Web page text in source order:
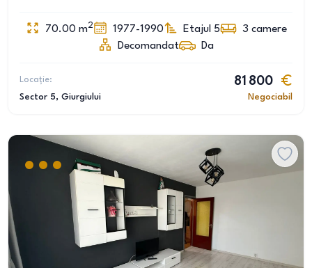
70.00 m2 1977-1990 Etajul 5 3 camere
Decomandat
Da
Locație:
Sector 5, Giurgiului
81 800
Negociabil